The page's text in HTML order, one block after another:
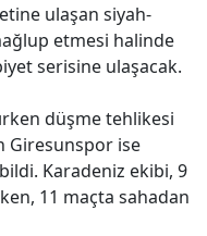
ulaşan siyah-
etmesi halinde
serisine ulaşacak.
düşme tehlikesi
Giresunspor ise
Karadeniz ekibi, 9
11 maçta sahadan